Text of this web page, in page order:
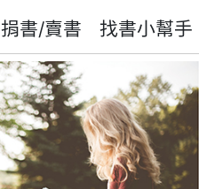
捐書/賣書 找書小幫手